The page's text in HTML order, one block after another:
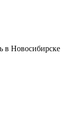
в Новосибирске